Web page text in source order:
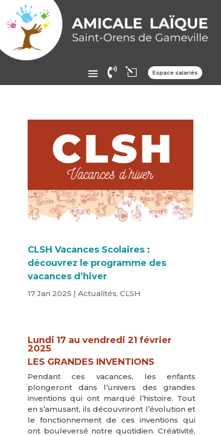
 l Espace salariés
CLSH Vacances Scolaires :
découvrez le programme des
vacances d’hiver
17 Jan 2025 | Actualités, CLSH
Lundi 17 au vendredi 21 février
2025
LES GRANDES INVENTIONS
Pendant ces vacances, les enfants
plongeront dans l’univers des grandes
inventions qui ont marqué l’histoire. Tout
en s’amusant, ils découvriront l’évolution et
le fonctionnement de ces inventions qui
ont bouleversé notre quotidien. Créativité,